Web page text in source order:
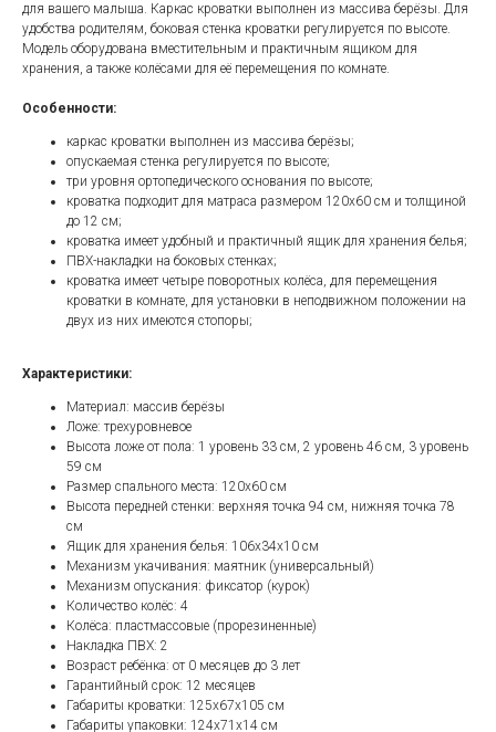
для вашего малыша. Каркас кроватки выполнен из массива берёзы. Для
удобства родителям, боковая стенка кроватки регулируется по высоте.
Модель оборудована вместительным и практичным ящиком для
хранения, а также колёсами для её перемещения по комнате.
Особенности:
каркас кроватки выполнен из массива берёзы;
опускаемая стенка регулируется по высоте;
три уровня ортопедического основания по высоте;
кроватка подходит для матраса размером 120x60 см и толщиной
до 12 см;
кроватка имеет удобный и практичный ящик для хранения белья;
ПВХ-накладки на боковых стенках;
кроватка имеет четыре поворотных колёса, для перемещения
кроватки в комнате, для установки в неподвижном положении на
двух из них имеются стопоры;
Характеристики:
Материал: массив берёзы
Ложе: трехуровневое
Высота ложе от пола: 1 уровень 33 см, 2 уровень 46 см, 3 уровень
59 см
Размер спального места: 120х60 см
Высота передней стенки: верхняя точка 94 см, нижняя точка 78
см
Ящик для хранения белья: 106х34х10 см
Механизм укачивания: маятник (универсальный)
Механизм опускания: фиксатор (курок)
Количество колёс: 4
Колёса: пластмассовые (прорезиненные)
Накладка ПВХ: 2
Возраст ребёнка: от 0 месяцев до 3 лет
Гарантийный срок: 12 месяцев
Габариты кроватки: 125х67х105 см
Габариты упаковки: 124х71х14 см